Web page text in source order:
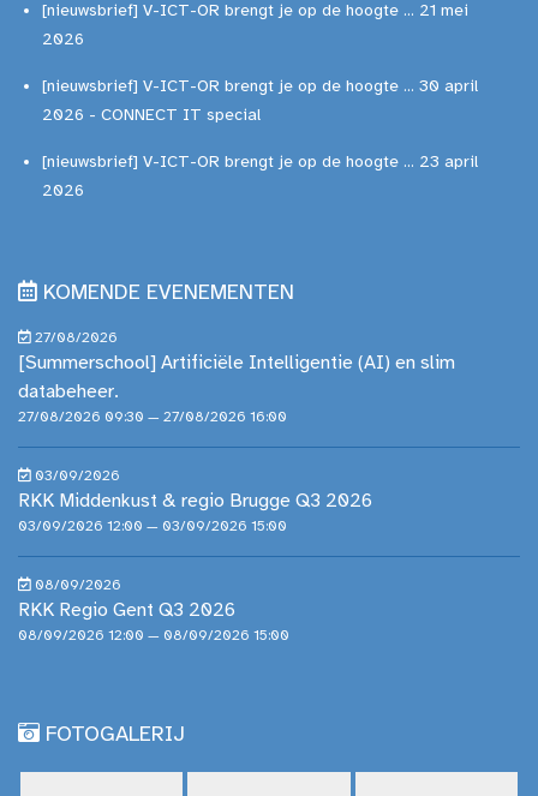
[nieuwsbrief] V-ICT-OR brengt je op de hoogte ... 21 mei
2026
[nieuwsbrief] V-ICT-OR brengt je op de hoogte ... 30 april
2026 - CONNECT IT special
[nieuwsbrief] V-ICT-OR brengt je op de hoogte ... 23 april
2026
KOMENDE EVENEMENTEN
27/08/2026
[Summerschool] Artificiële Intelligentie (AI) en slim
databeheer.
27/08/2026 09:30 — 27/08/2026 16:00
03/09/2026
RKK Middenkust & regio Brugge Q3 2026
03/09/2026 12:00 — 03/09/2026 15:00
08/09/2026
RKK Regio Gent Q3 2026
08/09/2026 12:00 — 08/09/2026 15:00
FOTOGALERIJ